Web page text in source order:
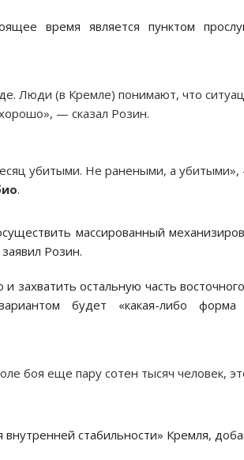
время является пунктом
Люди (в Кремле) понимают, что
— сказал Розин.
убитыми. Не ранеными, а
.
массированный
Розин.
захватить остальную часть
будет «какая-либо форма
боя еще пару сотен тысяч человек,
стабильности» Кремля,